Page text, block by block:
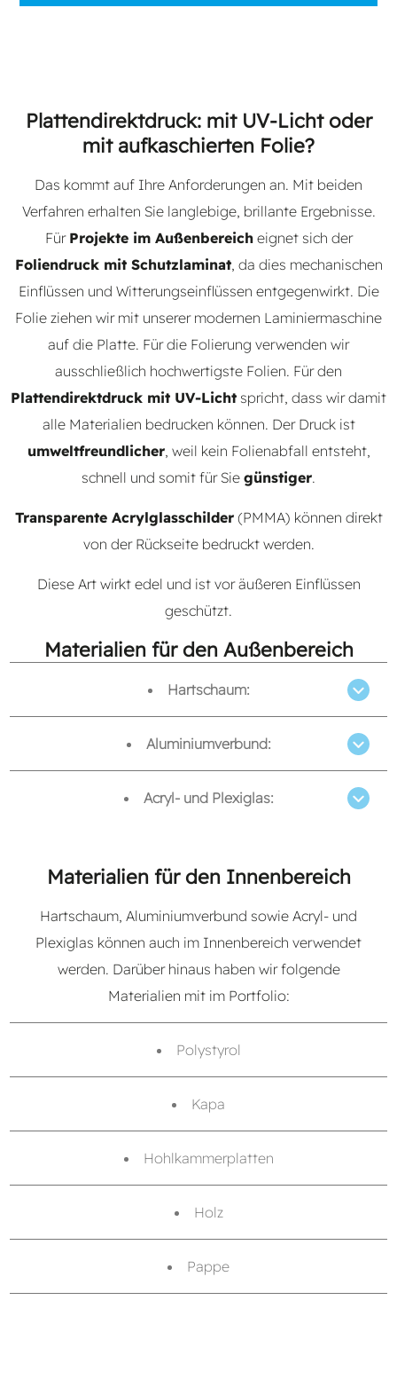
Plattendirektdruck: mit UV-Licht oder
mit aufkaschierten Folie?
Das kommt auf Ihre Anforderungen an. Mit beiden
Verfahren erhalten Sie langlebige, brillante Ergebnisse.
Für Projekte im Außenbereicheignet sich der
Foliendruck mit Schutzlaminat, da dies mechanischen
Einflüssen und Witterungseinflüssen entgegenwirkt. Die
Folie ziehen wir mit unserer modernen Laminiermaschine
auf die Platte. Für die Folierung verwenden wir
ausschließlich hochwertigste Folien. Für den
Plattendirektdruck mit UV-Licht spricht, dass wir damit
alle Materialien bedrucken können. Der Druck ist
umweltfreundlicher, weil kein Folienabfall entsteht,
schnell und somit für Sie günstiger.
Transparente Acrylglasschilder(PMMA) können direkt
von der Rückseite bedruckt werden.
Diese Art wirkt edel und ist vor äußeren Einflüssen
geschützt.
Materialien für den Außenbereich
Hartschaum:
Aluminiumverbund:
Acryl- und Plexiglas:
Materialien für den Innenbereich
Hartschaum, Aluminiumverbund sowie Acryl- und
Plexiglas können auch im Innenbereich verwendet
werden. Darüber hinaus haben wir folgende
Materialien mit im Portfolio:
Polystyrol
Kapa
Hohlkammerplatten
Holz
Pappe